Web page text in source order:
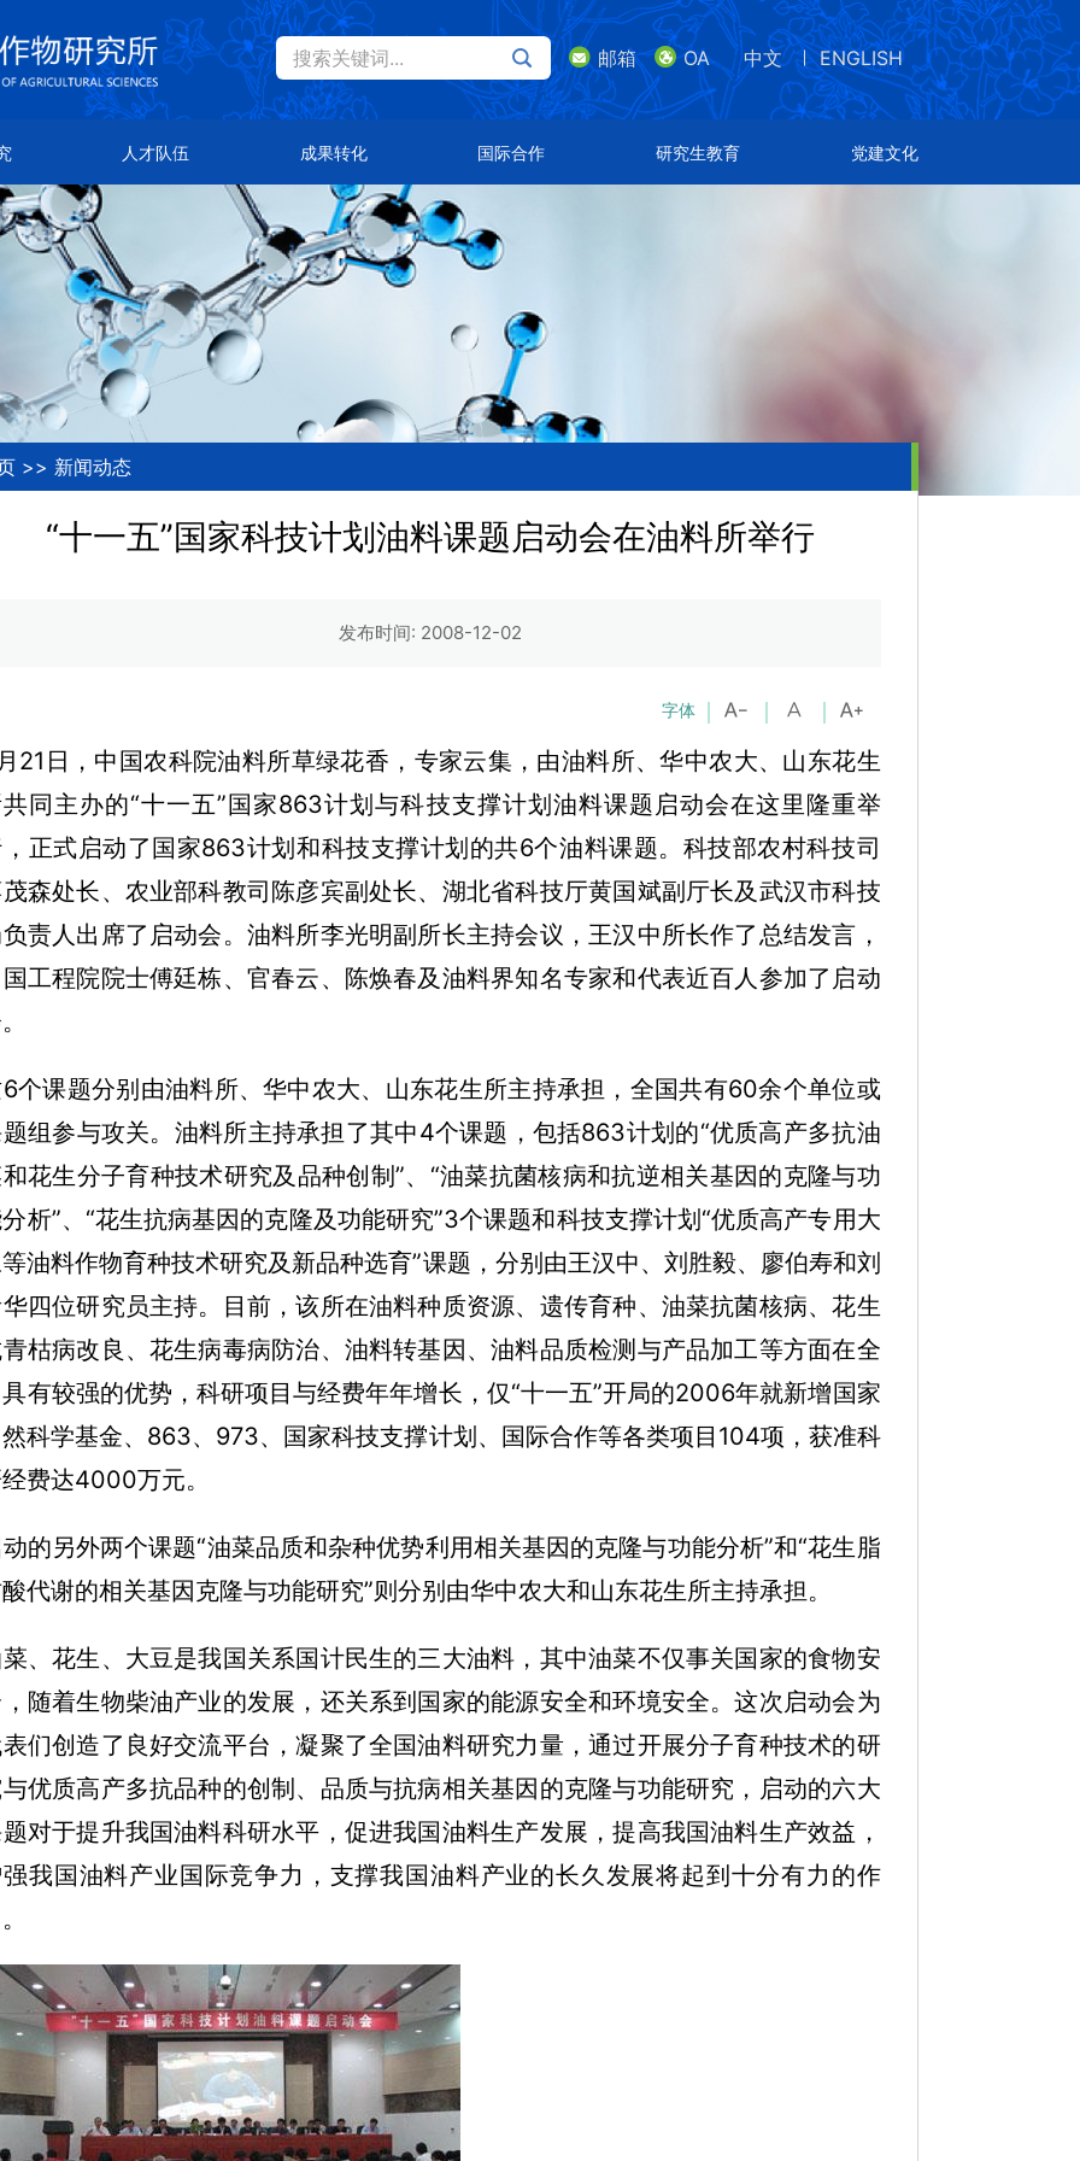
English 邮箱
队伍
风采 主导品种
主推技术
国际合作
总体概况
合作伙伴
研究生教育 党建文化
搜索关键词... 邮箱 OA 中文 ENGLISH
人才队伍 成果转化 国际合作 研究生教育 党建文化
>> 新闻动态
“十一五”国家科技计划油料课题启动会在油料所举行
发布时间: 2008-12-02
字体
21日，中国农科院油料所草绿花香，专家云集，由油料所、华中农大、山东花生
同主办的“十一五”国家863计划与科技支撑计划油料课题启动会在这里隆重举
正式启动了国家863计划和科技支撑计划的共6个油料课题。科技部农村科技司
森处长、农业部科教司陈彦宾副处长、湖北省科技厅黄国斌副厅长及武汉市科技
责人出席了启动会。油料所李光明副所长主持会议，王汉中所长作了总结发言，
工程院院士傅廷栋、官春云、陈焕春及油料界知名专家和代表近百人参加了启动
个课题分别由油料所、华中农大、山东花生所主持承担，全国共有60余个单位或
组参与攻关。油料所主持承担了其中4个课题，包括863计划的“优质高产多抗油
花生分子育种技术研究及品种创制”、“油菜抗菌核病和抗逆相关基因的克隆与功
析”、“花生抗病基因的克隆及功能研究”3个课题和科技支撑计划“优质高产专用大
油料作物育种技术研究及新品种选育”课题，分别由王汉中、刘胜毅、廖伯寿和刘
四位研究员主持。目前，该所在油料种质资源、遗传育种、油菜抗菌核病、花生
枯病改良、花生病毒病防治、油料转基因、油料品质检测与产品加工等方面在全
有较强的优势，科研项目与经费年年增长，仅“十一五”开局的2006年就新增国家
科学基金、863、973、国家科技支撑计划、国际合作等各类项目104项，获准科
费达4000万元。
的另外两个课题“油菜品质和杂种优势利用相关基因的克隆与功能分析”和“花生脂
代谢的相关基因克隆与功能研究”则分别由华中农大和山东花生所主持承担。
、花生、大豆是我国关系国计民生的三大油料，其中油菜不仅事关国家的食物安
随着生物柴油产业的发展，还关系到国家的能源安全和环境安全。这次启动会为
们创造了良好交流平台，凝聚了全国油料研究力量，通过开展分子育种技术的研
优质高产多抗品种的创制、品质与抗病相关基因的克隆与功能研究，启动的六大
对于提升我国油料科研水平，促进我国油料生产发展，提高我国油料生产效益，
我国油料产业国际竞争力，支撑我国油料产业的长久发展将起到十分有力的作